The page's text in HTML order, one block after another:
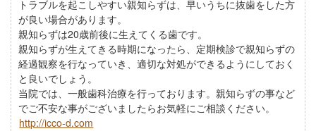
トラブルを起こしやすい親知らずは、早いうちに抜歯をした方
が良い場合があります。
親知らずは20歳前後に生えてくる歯です。
親知らずが生えてきる時期になったら、定期検診で親知らずの
経過観察を行なっていき、適切な対処ができるようにしておく
と良いでしょう。
当院では、一般歯科治療を行っております。親知らずの事など
でご不安な事がございましたらお気軽にご相談ください。
http://icco-d.com